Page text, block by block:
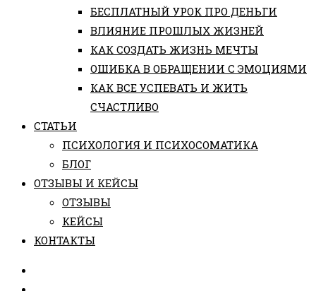
БЕСПЛАТНЫЙ УРОК ПРО ДЕНЬГИ
ВЛИЯНИЕ ПРОШЛЫХ ЖИЗНЕЙ
КАК СОЗДАТЬ ЖИЗНЬ МЕЧТЫ
ОШИБКА В ОБРАЩЕНИИ С ЭМОЦИЯМИ
КАК ВСЕ УСПЕВАТЬ И ЖИТЬ
СЧАСТЛИВО
СТАТЬИ
ПCИХОЛОГИЯ И ПСИХОСОМАТИКА
БЛОГ
ОТЗЫВЫ И КЕЙСЫ
ОТЗЫВЫ
КЕЙСЫ
КОНТАКТЫ